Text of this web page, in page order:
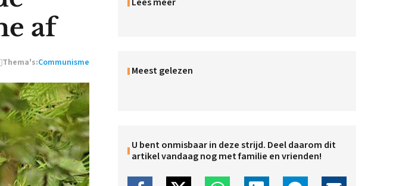
af
Thema's:Communisme
Meest gelezen
U bent onmisbaar in deze strijd. Deel daarom dit
artikel vandaag nog met familie en vrienden!